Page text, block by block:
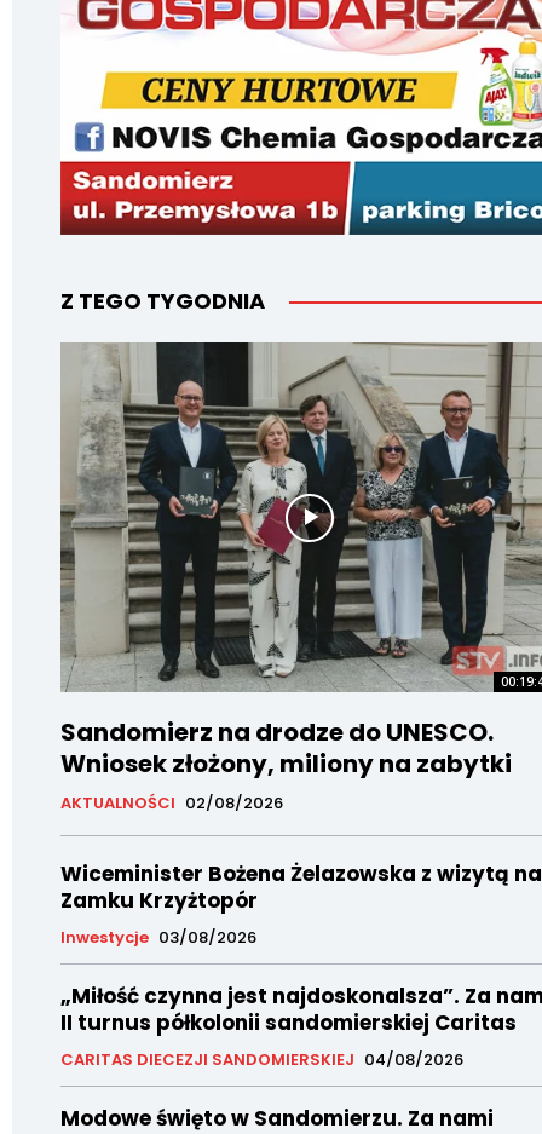
Z TEGO TYGODNIA
Sandomierz na drodze do UNESCO.
Wniosek złożony, miliony na zabytki
AKTUALNOŚCI 02/08/2026
Wiceminister Bożena Żelazowska z wizytą na
Zamku Krzyżtopór
Inwestycje 03/08/2026
„Miłość czynna jest najdoskonalsza”. Za
II turnus półkolonii sandomierskiej Caritas
CARITAS DIECEZJI SANDOMIERSKIEJ 04/08/2026
Modowe święto w Sandomierzu. Za nami